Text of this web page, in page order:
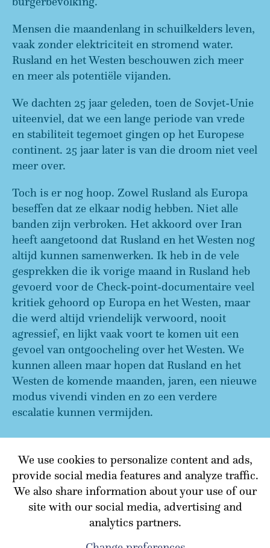
Mensen die maandenlang in schuilkelders leven,
vaak zonder elektriciteit en stromend water.
Rusland en het Westen beschouwen zich meer
en meer als potentiële vijanden.
We dachten 25 jaar geleden, toen de Sovjet-Unie
uiteenviel, dat we een lange periode van vrede
en stabiliteit tegemoet gingen op het Europese
continent. 25 jaar later is van die droom niet veel
meer over.
Toch is er nog hoop. Zowel Rusland als Europa
beseffen dat ze elkaar nodig hebben. Niet alle
banden zijn verbroken. Het akkoord over Iran
heeft aangetoond dat Rusland en het Westen nog
altijd kunnen samenwerken. Ik heb in de vele
gesprekken die ik vorige maand in Rusland heb
gevoerd voor de Check-point-documentaire veel
kritiek gehoord op Europa en het Westen, maar
die werd altijd vriendelijk verwoord, nooit
agressief, en lijkt vaak voort te komen uit een
gevoel van ontgoocheling over het Westen. We
kunnen alleen maar hopen dat Rusland en het
Westen de komende maanden, jaren, een nieuwe
modus vivendi vinden en zo een verdere
escalatie kunnen vermijden.
TERUG NAAR OVERZICHT
We use cookies to personalize content and ads,
provide social media features and analyze traffic.
We also share information about your use of our
site with our social media, advertising and
analytics partners.